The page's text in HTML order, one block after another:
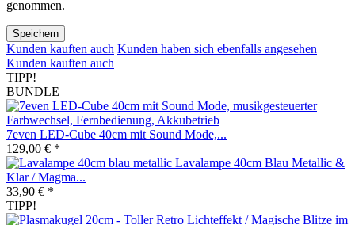
genommen.
Speichern
Kunden kauften auch Kunden haben sich ebenfalls angesehen
Kunden kauften auch
TIPP!
BUNDLE
7even LED-Cube 40cm mit Sound Mode,...
129,00 € *
Lavalampe 40cm Blau Metallic &
Klar / Magma...
33,90 € *
TIPP!